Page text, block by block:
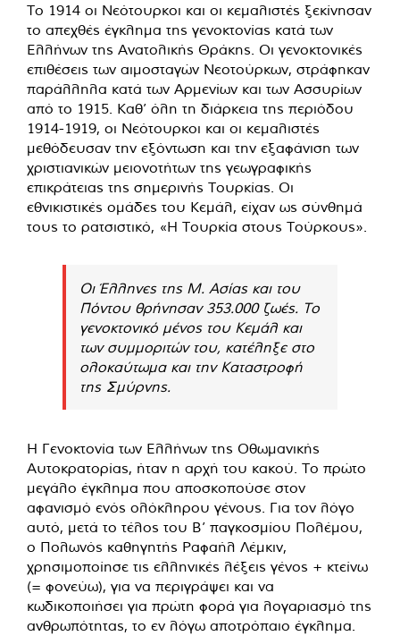
Το 1914 οι Νεότουρκοι και οι κεμαλιστές ξεκίνησαν
το απεχθές έγκλημα της γενοκτονίας κατά των
Ελλήνων της Ανατολικής Θράκης. Οι γενοκτονικές
επιθέσεις των αιμοσταγών Νεοτούρκων, στράφηκαν
παράλληλα κατά των Αρμενίων και των Ασσυρίων
από το 1915. Καθ’ όλη τη διάρκεια της περιόδου
1914-1919, οι Νεότουρκοι και οι κεμαλιστές
μεθόδευσαν την εξόντωση και την εξαφάνιση των
χριστιανικών μειονοτήτων της γεωγραφικής
επικράτειας της σημερινής Τουρκίας. Οι
εθνικιστικές ομάδες του Κεμάλ, είχαν ως σύνθημά
τους το ρατσιστικό, «Η Τουρκία στους Τούρκους».
Οι Έλληνες της Μ. Ασίας και του
Πόντου θρήνησαν 353.000 ζωές. Το
γενοκτονικό μένος του Κεμάλ και
των συμμοριτών του, κατέληξε στο
ολοκαύτωμα και την Καταστροφή
της Σμύρνης.
Η Γενοκτονία των Ελλήνων της Οθωμανικής
Αυτοκρατορίας, ήταν η αρχή του κακού. Το πρώτο
μεγάλο έγκλημα που αποσκοπούσε στον
αφανισμό ενός ολόκληρου γένους. Για τον λόγο
αυτό, μετά το τέλος του Β’ παγκοσμίου Πολέμου,
ο Πολωνός καθηγητής Ραφαήλ Λέμκιν,
χρησιμοποίησε τις ελληνικές λέξεις γένος + κτείνω
(= φονεύω), για να περιγράψει και να
κωδικοποιήσει για πρώτη φορά για λογαριασμό της
ανθρωπότητας, το εν λόγω αποτρόπαιο έγκλημα.